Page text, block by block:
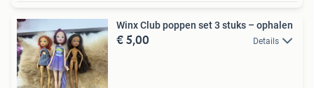
Winx Club poppen set 3 stuks – ophalen
€ 5,00 Details